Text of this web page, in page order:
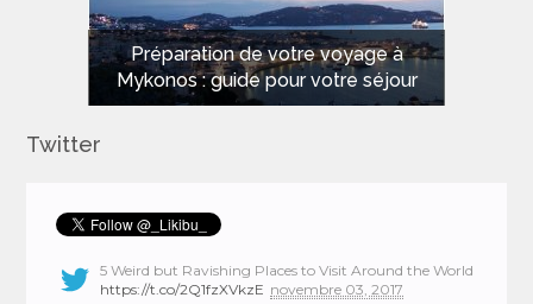
Préparation de votre voyage à
Mykonos : guide pour votre séjour
Les meilleures plages de Sardaigne
pour des vacances de rêve
Twitter
5 Weird but Ravishing Places to Visit Around the World
https://t.co/2Q1fzXVkzE novembre 03, 2017